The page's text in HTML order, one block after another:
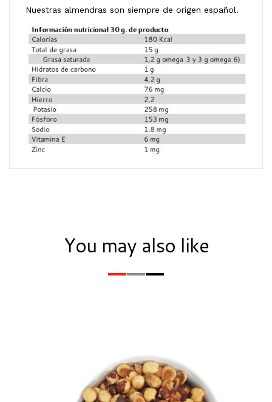
Nuestras almendras son siempre de origen español.
You may also like